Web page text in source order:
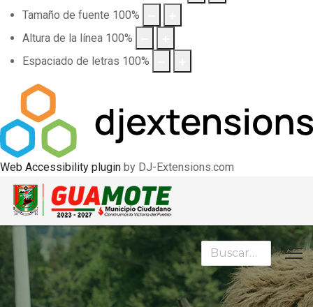
Tamaño de fuente 100%
Altura de la línea 100%
Espaciado de letras 100%
Web Accessibility plugin by DJ-Extensions.com
Buscar